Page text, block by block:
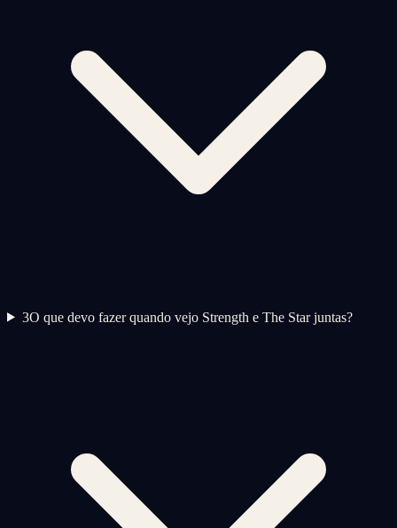
3O que devo fazer quando vejo Strength e The Star juntas?